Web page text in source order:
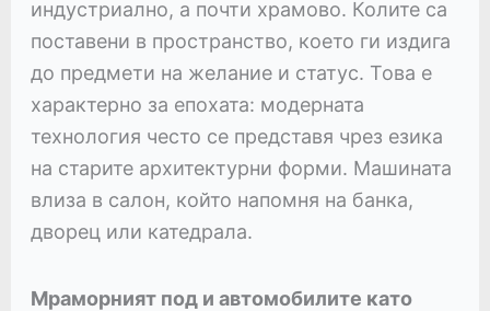
индустриално, а почти храмово. Колите са
поставени в пространство, което ги издига
до предмети на желание и статус. Това е
характерно за епохата: модерната
технология често се представя чрез езика
на старите архитектурни форми. Машината
влиза в салон, който напомня на банка,
дворец или катедрала.
Мраморният под и автомобилите като